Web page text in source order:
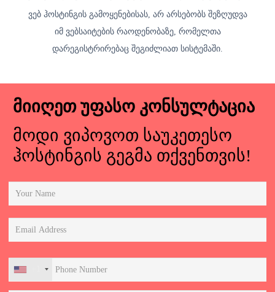
ვებ ჰოსტინგის გამოყენებისას, არ არსებობს შეზღუდვა
იმ ვებსაიტების რაოდენობაზე, რომელთა
დარეგისტრირებაც შეგიძლიათ სისტემაში.
მიიღეთ უფასო კონსულტაცია
მოდი ვიპოვოთ საუკეთესო
ჰოსტინგის გეგმა თქვენთვის!